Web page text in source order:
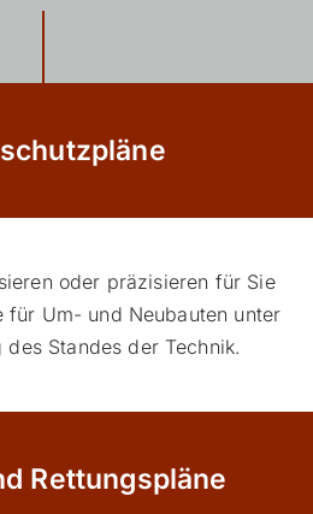
oder präzisieren für Sie
für Um- und Neubauten unter
des Standes der Technik.
Rettungspläne